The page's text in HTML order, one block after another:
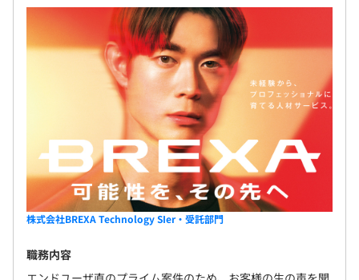
◆年齢・経験年数に左右されない評価制度
・「コンピテンシー評価」「会社貢献度評価」「自己目標
達成率&上長評価」3つの軸で評価をおこなっています。
・半期ごとの目標設定、振り返りによる評価をおこなって
・エンジニアは、スペシャリストとしてのキャリアとマネ
ジメントや企画よりのキャリアの2パターンが用意されて
います
インテグレーション事業本部 プロフェッショナルサービ
・所属人数：約350人
株式会社BREXA Technology SIer・受託部門
職務内容